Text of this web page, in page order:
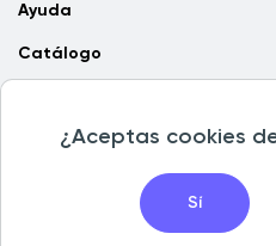
Ayuda
Catálogo
Copyright © 2026 Camlytics.
¿Aceptas cookies
Sí